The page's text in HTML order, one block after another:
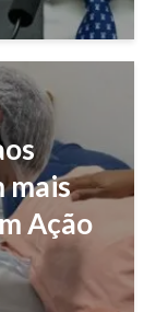
mais
Ação